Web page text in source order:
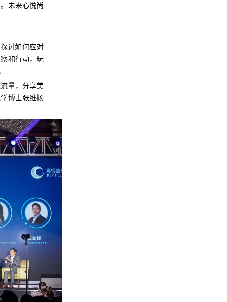
未来心悦尚
讨如何应对
和行动，玩
量，分享美
博士张维扬